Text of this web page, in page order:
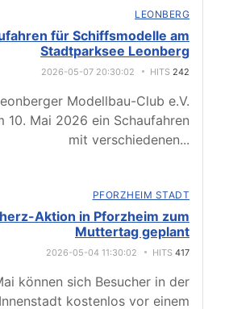
LEONBERG
für Schiffsmodelle am
Stadtparksee Leonberg
2026-05-07 20:30:02 HITS 242
Modellbau-Club e.V.
10. Mai 2026 ein Schaufahren
mit verschiedenen...
PFORZHEIM STADT
Aktion in Pforzheim zum
Muttertag geplant
2026-05-04 11:30:02 HITS 417
können sich Besucher in der
kostenlos vor einem